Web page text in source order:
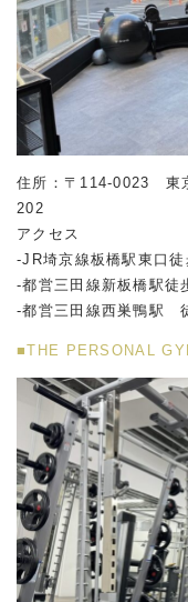
住所：〒114-0023 東
202
アクセス
-JR埼京線板橋駅東口徒
-都営三田線新板橋駅徒
-都営三田線西巣鴨駅
■THE PERSONAL